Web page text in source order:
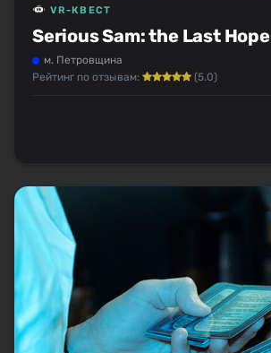
Serious Sam: the Last Hope
VR-КВЕСТ
м. Петровщина
Рейтинг по отзывам:
(5.0)